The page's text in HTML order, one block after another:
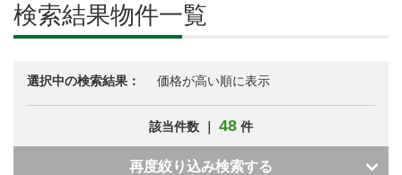
検索結果物件一覧
選択中の検索結果： 価格が高い順に表示
該当件数 ｜ 48 件
再度絞り込み検索する